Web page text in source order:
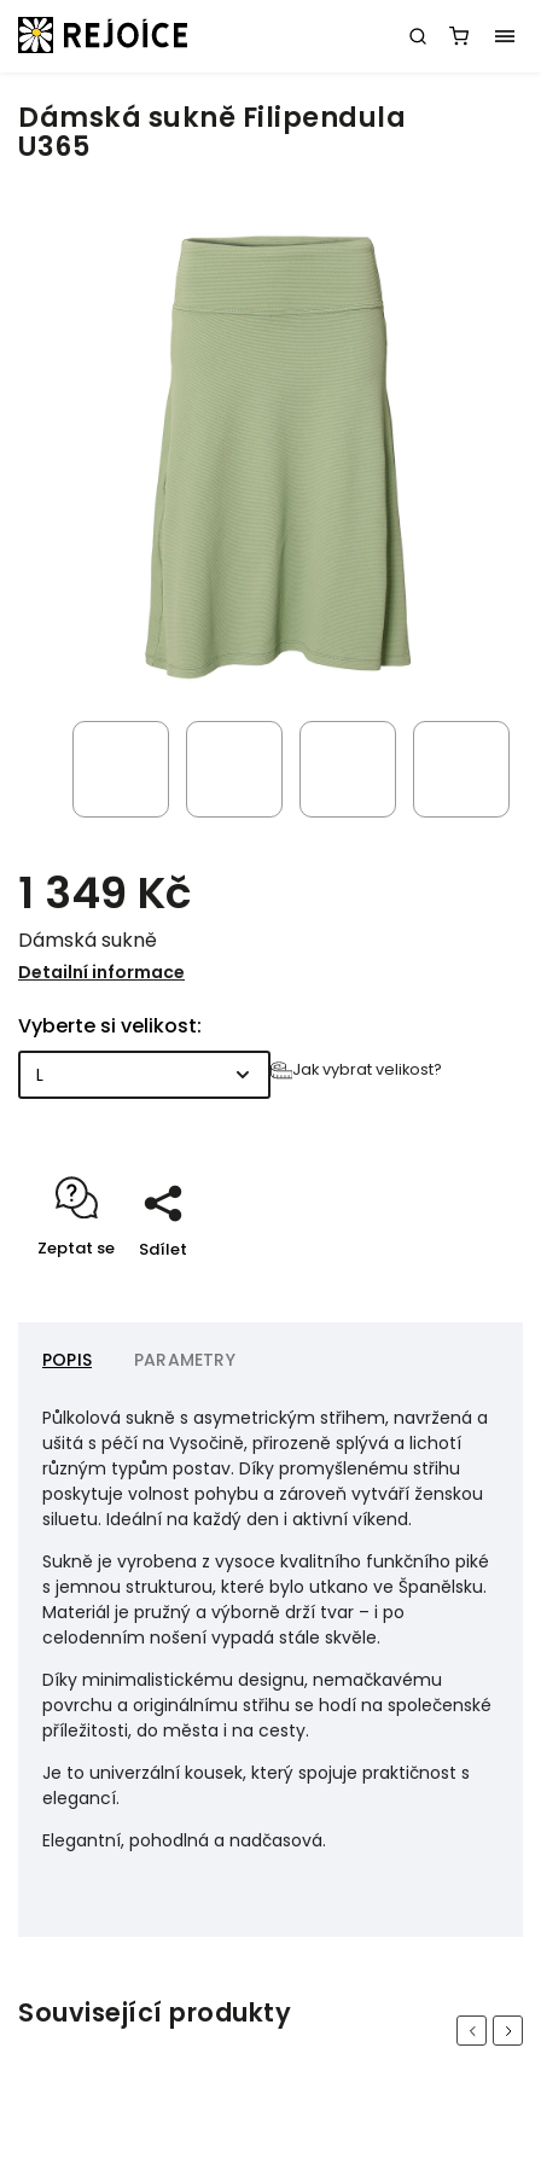
Dámská sukně Filipendula
U365
1 349 Kč
Dámská sukně
Detailní informace
Vyberte si velikost:
Jak vybrat velikost?
Zeptat se Sdílet
POPIS PARAMETRY
Půlkolová sukně s asymetrickým střihem, navržená a
ušitá s péčí na Vysočině, přirozeně splývá a lichotí
různým typům postav. Díky promyšlenému střihu
poskytuje volnost pohybu a zároveň vytváří ženskou
siluetu. Ideální na každý den i aktivní víkend.
Sukně je vyrobena z vysoce kvalitního funkčního piké
s jemnou strukturou, které bylo utkano ve Španělsku.
Materiál je pružný a výborně drží tvar – i po
celodenním nošení vypadá stále skvěle.
Díky minimalistickému designu, nemačkavému
povrchu a originálnímu střihu se hodí na společenské
příležitosti, do města i na cesty.
Je to univerzální kousek, který spojuje praktičnost s
elegancí.
Elegantní, pohodlná a nadčasová.
Související produkty Previous
Next